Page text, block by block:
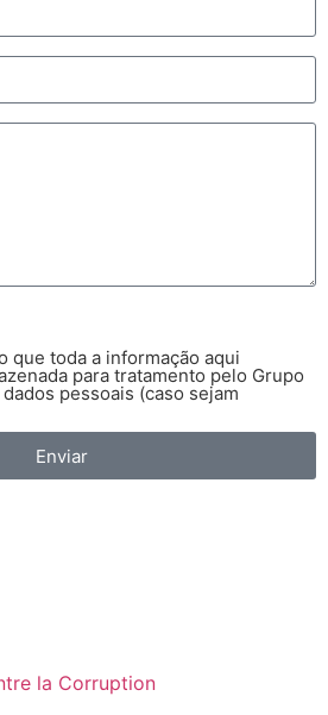
que toda a informação aqui
para tratamento pelo Grupo
pessoais (caso sejam
Enviar
la Corruption